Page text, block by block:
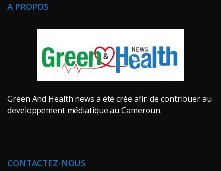
A PROPOS
Green And Health news a été crée afin de contribuer au
developpement médiatique au Cameroun.
CONTACTEZ-NOUS